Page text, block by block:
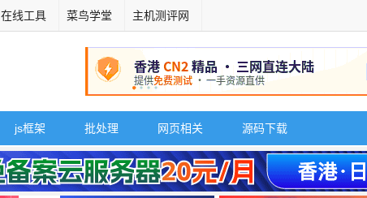
在线工具 菜鸟学堂 主机测评网
js框架 批处理 网页相关 源码下载